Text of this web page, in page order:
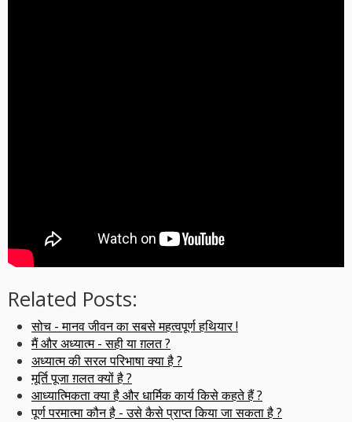
Related Posts:
सोच - मानव जीवन का सबसे महत्वपूर्ण हथियार !
मैं और अध्यात्म - सही या ग़लत ?
अध्यात्म की सरल परिभाषा क्या है ?
मूर्ति पूजा ग़लत क्यों है ?
आध्यात्मिकता क्या है और धार्मिक कार्य किसे कहते हैं ?
पूर्ण परमात्मा कौन है - उसे कैसे प्राप्त किया जा सकता है ?